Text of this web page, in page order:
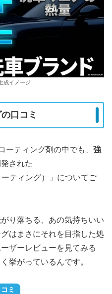
成イメージ
口コミ
ーティング剤の中でも、 強
された
ティング）」についてご
り落ちる、あの気持ちいい
はまさにそれを目指した処
ザーレビューを見てみる
挙がっているんです。
ミ